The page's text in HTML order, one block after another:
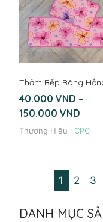
DANH MỤC
Thảm Bếp Bông
40.000VND –
150.000VND
Thương Hiệu : CPC
1 2 3